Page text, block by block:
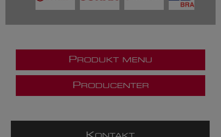
P RODUKT MENU
P RODUCENTER